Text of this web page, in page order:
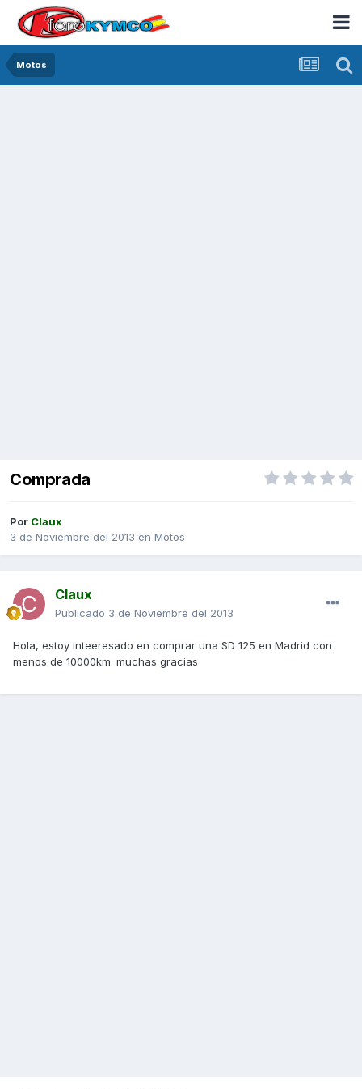
Motos
Comprada
Por Claux
3 de Noviembre del 2013 en Motos
Claux
Publicado 3 de Noviembre del 2013
Hola, estoy inteeresado en comprar una SD 125 en Madrid con
menos de 10000km. muchas gracias